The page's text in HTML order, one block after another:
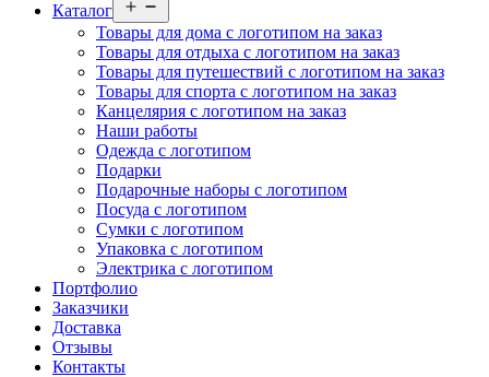
Каталог
меню
Товары для дома с логотипом на заказ
Товары для отдыха с логотипом на заказ
Товары для путешествий с логотипом на заказ
Товары для спорта с логотипом на заказ
Канцелярия с логотипом на заказ
Наши работы
Одежда с логотипом
Подарки
Подарочные наборы с логотипом
Посуда с логотипом
Сумки с логотипом
Упаковка с логотипом
Электрика с логотипом
Портфолио
Заказчики
Доставка
Отзывы
Контакты